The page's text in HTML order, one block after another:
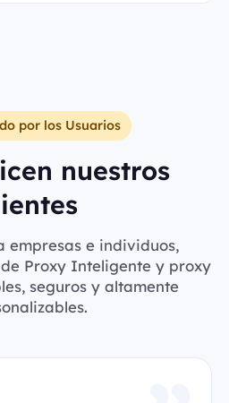
por los Usuarios
nuestros
empresas e individuos,
Proxy Inteligente y proxy
seguros y altamente